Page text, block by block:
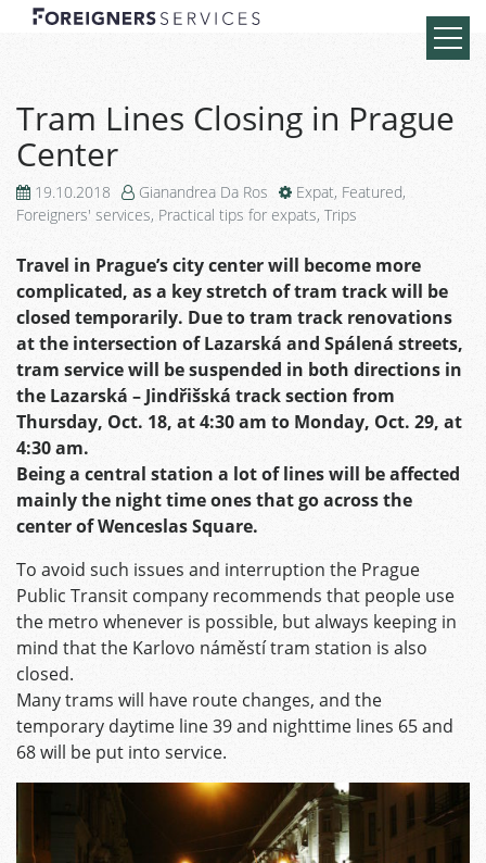
Tram Lines Closing in Prague
Center
19.10.2018 Gianandrea Da Ros Expat, Featured,
Foreigners' services, Practical tips for expats, Trips
Travel in Prague’s city center will become more
complicated, as a key stretch of tram track will be
closed temporarily. Due to tram track renovations
at the intersection of Lazarská and Spálená streets,
tram service will be suspended in both directions in
the Lazarská – Jindřišská track section from
Thursday, Oct. 18, at 4:30 am to Monday, Oct. 29, at
4:30 am.
Being a central station a lot of lines will be affected
mainly the night time ones that go across the
center of Wenceslas Square.
To avoid such issues and interruption the Prague
Public Transit company recommends that people use
the metro whenever is possible, but always keeping in
mind that the Karlovo náměstí tram station is also
closed.
Many trams will have route changes, and the
temporary daytime line 39 and nighttime lines 65 and
68 will be put into service.